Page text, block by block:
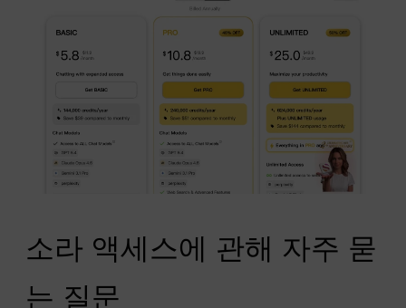
소라 액세스에 관해 자주 묻
는 질문